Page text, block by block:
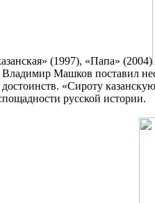
(1997), «Папа» (2004)
Машков поставил
«Сироту
русской истории.